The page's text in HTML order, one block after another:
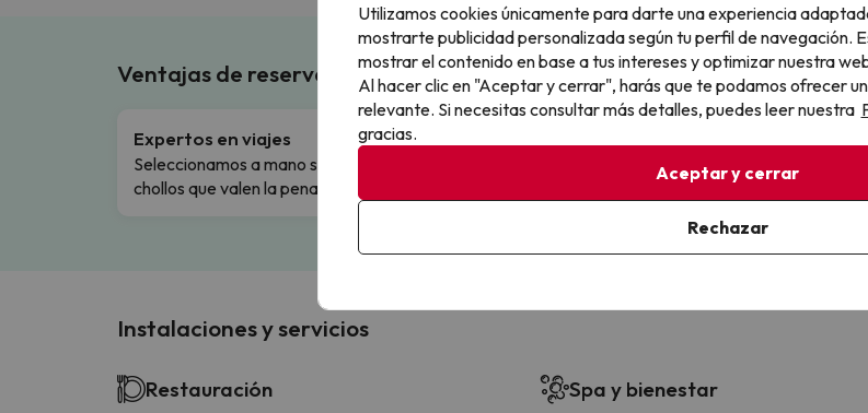
Ventajas de reservar en Buscounchollo
Expertos en viajes
Seleccionamos a mano solo los
chollos que valen la pena.
Cambios y cancelaciones con total
Instalaciones y servicios
Restauración Spa y bienestar
Utilizamos cookies únicamente para darte una experiencia
mostrarte publicidad personalizada según tu perfil de navegación.
mostrar el contenido en base a tus intereses y optimizar nuestra
Al hacer clic en "Aceptar y cerrar", harás que te podamos ofrecer
relevante. Si necesitas consultar más detalles, puedes leer nuestra
gracias.
Aceptar y cerrar
Rechazar